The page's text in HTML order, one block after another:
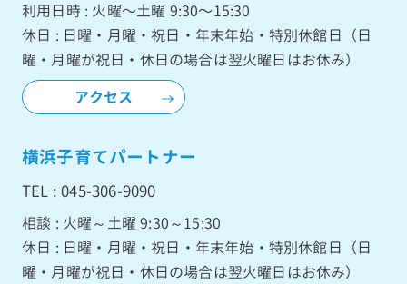
利用日時 : 火曜〜土曜 9:30〜15:30
休日 : 日曜・月曜・祝日・年末年始・特別休館日（日
曜・月曜が祝日・休日の場合は翌火曜日はお休み）
アクセス
横浜子育てパートナー
TEL : 045-306-9090
相談 : 火曜～土曜 9:30～15:30
休日 : 日曜・月曜・祝日・年末年始・特別休館日（日
曜・月曜が祝日・休日の場合は翌火曜日はお休み）